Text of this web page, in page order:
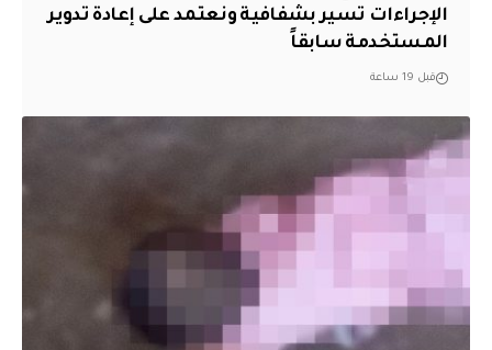
الإجراءات تسير بشفافية ونعتمد على إعادة تدوير
المستخدمة سابقاً
قبل 19 ساعة